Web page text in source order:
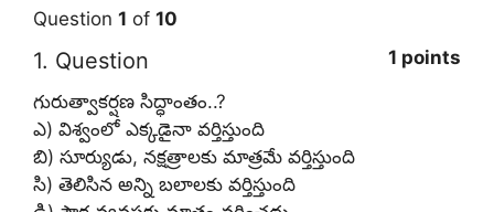
Question 1 of 10
1. Question
1 points
గురుత్వాకర్షణ సిద్ధాంతం..?
ఎ) విశ్వంలో ఎక్కడైనా వర్తిస్తుంది
బి) సూర్యుడు, నక్షత్రాలకు మాత్రమే వర్తిస్తుంది
సి) తెలిసిన అన్ని బలాలకు వర్తిస్తుంది